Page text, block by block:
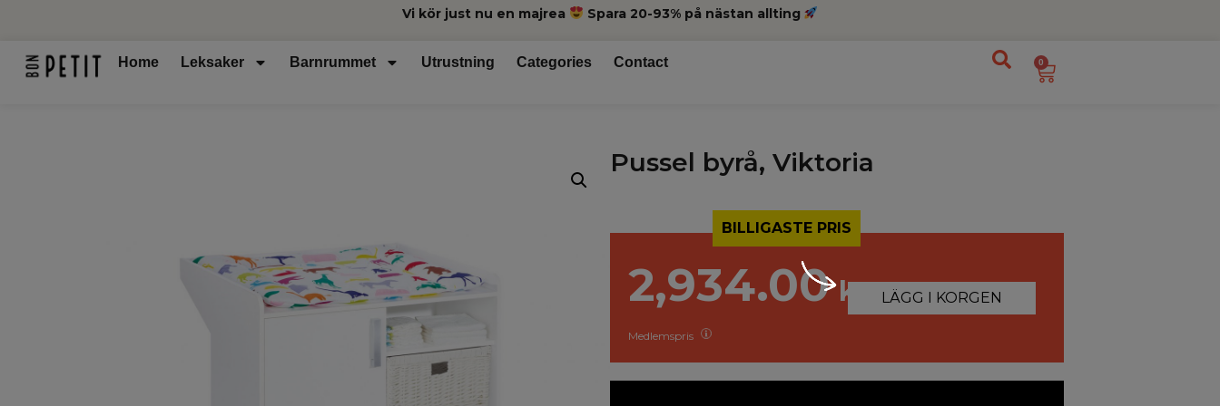
Vi kör just nu en majrea Spara 20-93% på nästan allting
Home Leksaker Barnrummet Utrustning Categories Contact 0
Pussel byrå, Viktoria
BILLIGASTE PRIS
2,934.00 kr
Medlemspris
LÄGG I KORGEN